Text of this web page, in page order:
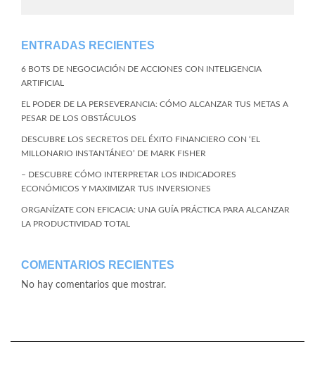
ENTRADAS RECIENTES
6 BOTS DE NEGOCIACIÓN DE ACCIONES CON INTELIGENCIA
ARTIFICIAL
EL PODER DE LA PERSEVERANCIA: CÓMO ALCANZAR TUS METAS A
PESAR DE LOS OBSTÁCULOS
DESCUBRE LOS SECRETOS DEL ÉXITO FINANCIERO CON ‘EL
MILLONARIO INSTANTÁNEO’ DE MARK FISHER
– DESCUBRE CÓMO INTERPRETAR LOS INDICADORES
ECONÓMICOS Y MAXIMIZAR TUS INVERSIONES
ORGANÍZATE CON EFICACIA: UNA GUÍA PRÁCTICA PARA ALCANZAR
LA PRODUCTIVIDAD TOTAL
COMENTARIOS RECIENTES
No hay comentarios que mostrar.